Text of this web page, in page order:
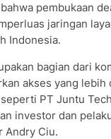
pembukaan
jaringan
Indonesia.
bagian dari
akses yang
PT Juntu
investor dan
Andry Ciu.